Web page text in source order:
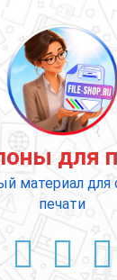
для
материал для
печати